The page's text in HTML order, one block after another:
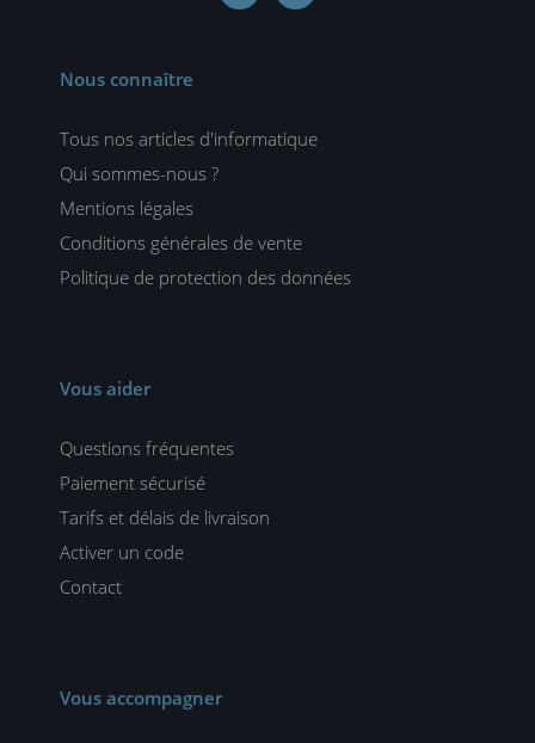
Nous connaître
Tous nos articles d'informatique
Qui sommes-nous ?
Mentions légales
Conditions générales de vente
Politique de protection des données
Vous aider
Questions fréquentes
Paiement sécurisé
Tarifs et délais de livraison
Activer un code
Contact
Vous accompagner